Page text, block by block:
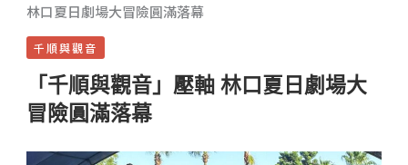
林口夏日劇場大冒險圓滿落幕
千順與觀音
「千順與觀音」壓軸 林口夏日劇場大
冒險圓滿落幕